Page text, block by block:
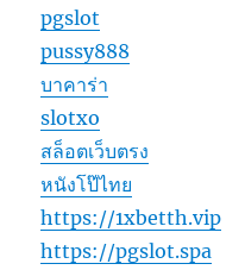
pgslot
pussy888
บาคาร่า
slotxo
สล็อตเว็บตรง
หนังโป๊ไทย
https://1xbetth.vip
https://pgslot.spa